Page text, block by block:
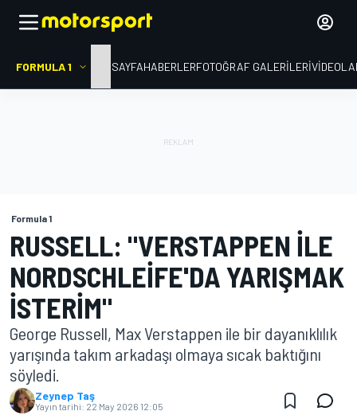
FORMULA 1 ANA SAYFAHABERLERFOTOĞRAF GALERILERI
Formula 1
RUSSELL: "VERSTAPPEN ILE
NORDSCHLEIFE'DA YARIŞMAK
ISTERIM"
George Russell, Max Verstappen ile bir dayanıklılık
yarışında takım arkadaşı olmaya sıcak baktığını
söyledi.
Zeynep Taş
Yayın tarihi: 22 May 2026 12:05